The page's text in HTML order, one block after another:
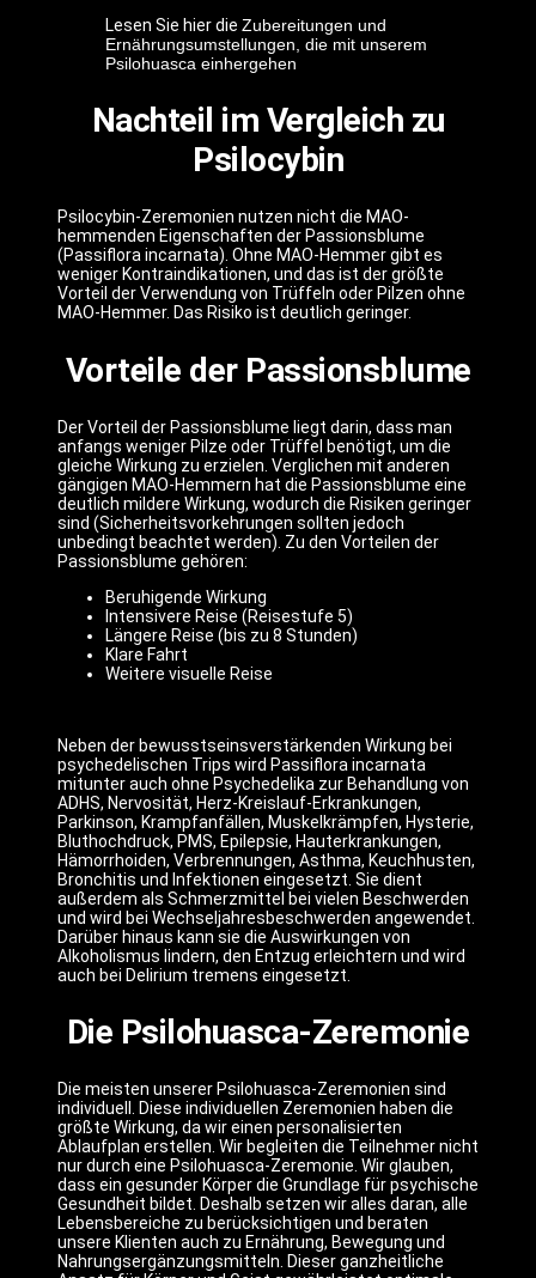
Lesen Sie hier die Zubereitungen und
Ernährungsumstellungen, die mit unserem
Psilohuasca einhergehen
Nachteil im Vergleich zu
Psilocybin
Psilocybin-Zeremonien nutzen nicht die MAO-
hemmenden Eigenschaften der Passionsblume
(Passiflora incarnata). Ohne MAO-Hemmer gibt es
weniger Kontraindikationen, und das ist der größte
Vorteil der Verwendung von Trüffeln oder Pilzen ohne
MAO-Hemmer. Das Risiko ist deutlich geringer.
Vorteile der Passionsblume
Der Vorteil der Passionsblume liegt darin, dass man
anfangs weniger Pilze oder Trüffel benötigt, um die
gleiche Wirkung zu erzielen. Verglichen mit anderen
gängigen MAO-Hemmern hat die Passionsblume eine
deutlich mildere Wirkung, wodurch die Risiken geringer
sind (Sicherheitsvorkehrungen sollten jedoch
unbedingt beachtet werden). Zu den Vorteilen der
Passionsblume gehören:
Beruhigende Wirkung
Intensivere Reise (Reisestufe 5)
Längere Reise (bis zu 8 Stunden)
Klare Fahrt
Weitere visuelle Reise
Neben der bewusstseinsverstärkenden Wirkung bei
psychedelischen Trips wird Passiflora incarnata
mitunter auch ohne Psychedelika zur Behandlung von
ADHS, Nervosität, Herz-Kreislauf-Erkrankungen,
Parkinson, Krampfanfällen, Muskelkrämpfen, Hysterie,
Bluthochdruck, PMS, Epilepsie, Hauterkrankungen,
Hämorrhoiden, Verbrennungen, Asthma, Keuchhusten,
Bronchitis und Infektionen eingesetzt. Sie dient
außerdem als Schmerzmittel bei vielen Beschwerden
und wird bei Wechseljahresbeschwerden angewendet.
Darüber hinaus kann sie die Auswirkungen von
Alkoholismus lindern, den Entzug erleichtern und wird
auch bei Delirium tremens eingesetzt.
Die Psilohuasca-Zeremonie
Die meisten unserer Psilohuasca-Zeremonien sind
individuell. Diese individuellen Zeremonien haben die
größte Wirkung, da wir einen personalisierten
Ablaufplan erstellen. Wir begleiten die Teilnehmer nicht
nur durch eine Psilohuasca-Zeremonie. Wir glauben,
dass ein gesunder Körper die Grundlage für psychische
Gesundheit bildet. Deshalb setzen wir alles daran, alle
Lebensbereiche zu berücksichtigen und beraten
unsere Klienten auch zu Ernährung, Bewegung und
Nahrungsergänzungsmitteln. Dieser ganzheitliche